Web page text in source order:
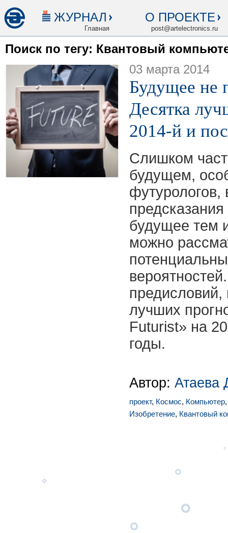
ЖУРНАЛ
Главная
О ПРОЕКТЕ
post@artelectronics.ru
Поиск по тегу: Квантовый
03 марта 2014
Будущее не
Десятка
2014-й и
Слишком
будущем,
футурологов,
будущее тем
можно
предисловий,
лучших
Futurist» на
годы.
Автор: Атаева
проект, Космос, Компьютер
Изобретение, Квантовый